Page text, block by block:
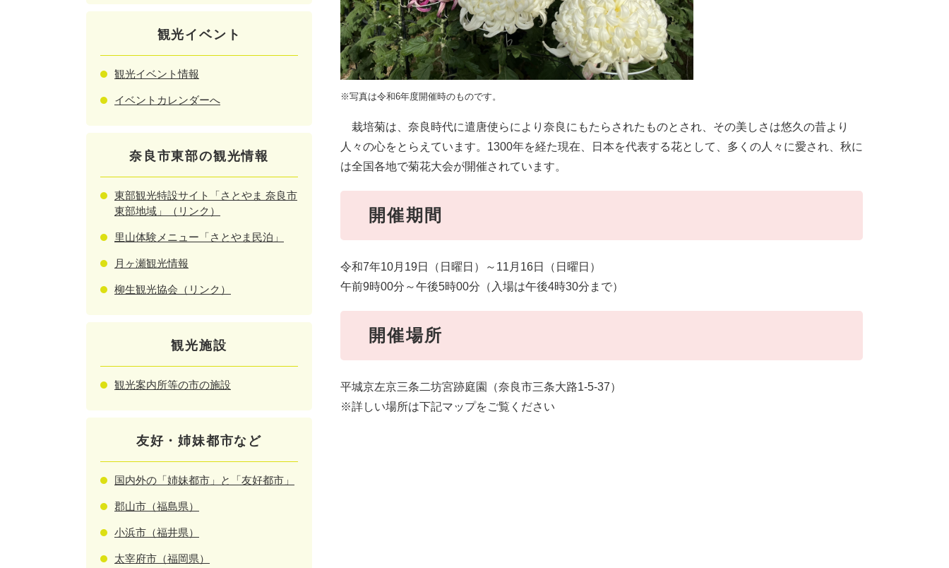
※写真は令和6年度開催時のものです。
栽培菊は、奈良時代に遣唐使らにより奈良にもたらされたものとされ、その美しさは悠久の昔より
人々の心をとらえています。1300年を経た現在、日本を代表する花として、多くの人々に愛され、秋に
は全国各地で菊花大会が開催されています。
開催期間
令和7年10月19日（日曜日）～11月16日（日曜日）
午前9時00分～午後5時00分（入場は午後4時30分まで）
開催場所
平城京左京三条二坊宮跡庭園（奈良市三条大路1-5-37）
※詳しい場所は下記マップをご覧ください
観光イベント
観光イベント情報
イベントカレンダーへ
奈良市東部の観光情報
東部観光特設サイト「さとやま 奈良市
東部地域」（リンク）
里山体験メニュー「さとやま民泊」
月ヶ瀬観光情報
柳生観光協会（リンク）
観光施設
観光案内所等の市の施設
友好・姉妹都市など
国内外の「姉妹都市」と「友好都市」
郡山市（福島県）
小浜市（福井県）
太宰府市（福岡県）